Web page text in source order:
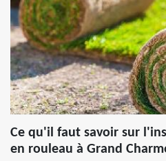
Ce qu'il faut savoir sur
en rouleau à Grand